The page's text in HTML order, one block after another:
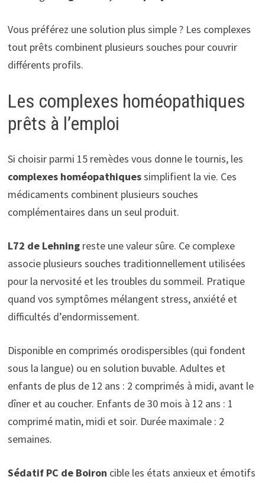
Vous préférez une solution plus simple ? Les complexes
tout prêts combinent plusieurs souches pour couvrir
différents profils.
Les complexes homéopathiques
prêts à l’emploi
Si choisir parmi 15 remèdes vous donne le tournis, les
complexes homéopathiquessimplifient la vie. Ces
médicaments combinent plusieurs souches
complémentaires dans un seul produit.
L72 de Lehningreste une valeur sûre. Ce complexe
associe plusieurs souches traditionnellement utilisées
pour la nervosité et les troubles du sommeil. Pratique
quand vos symptômes mélangent stress, anxiété et
difficultés d’endormissement.
Disponible en comprimés orodispersibles (qui fondent
sous la langue) ou en solution buvable. Adultes et
enfants de plus de 12 ans : 2 comprimés à midi, avant le
dîner et au coucher. Enfants de 30 mois à 12 ans : 1
comprimé matin, midi et soir. Durée maximale : 2
semaines.
Sédatif PC de Boiron cible les états anxieux et émotifs